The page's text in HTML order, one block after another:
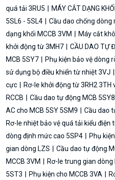
quá tải 3RU5
MÁY CẮT DẠNG
5SL6 - 5SL4
Cầu dao chống dòng
dạng khối MCCB 3VM
Máy cắt
khởi động từ 3MH7
CẦU DAO TỰ
MCB 5SY7
Phụ kiện bảo vệ dòng
sử dụng bộ điều khiển từ nhiệt 3VJ
cực
Rơ-le khởi động từ 3RH2 3TH
RCCB
Cầu dao tự động MCB 5SY8
AC cho MCB 5SY 5SM9
Cầu dao
Rơ-le nhiệt bảo vệ quá tải kiểu điện
dòng định mức cao 5SP4
Phụ
gian dòng LZS
Cầu dao tự động
MCCB 3VM
Rơ-le trung gian dòng
5ST3
Phụ kiện cho MCCB 3VA